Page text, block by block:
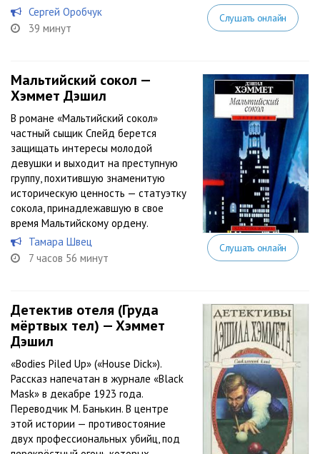
Сергей Оробчук
39 минут
Слушать онлайн
Мальтийский сокол —
Хэммет Дэшил
В романе «Мальтийский сокол»
частный сыщик Спейд берется
защищать интересы молодой
девушки и выходит на преступную
группу, похитившую знаменитую
историческую ценность — статуэтку
сокола, принадлежавшую в свое
время Мальтийскому ордену.
Тамара Швец
7 часов 56 минут
Слушать онлайн
Детектив отеля (Груда
мёртвых тел) — Хэммет
Дэшил
«Bodies Piled Up» («House Dick»).
Рассказ напечатан в журнале «Black
Mask» в декабре 1923 года.
Переводчик М. Банькин. В центре
этой истории — противостояние
двух профессиональных убийц, под